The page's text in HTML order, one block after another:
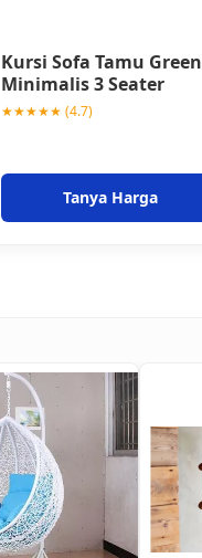
Kursi Sofa Tamu Green
Minimalis 3 Seater
★★★★★ (4.7)
Tanya Harga